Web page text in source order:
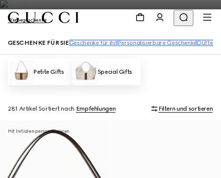
Werbegeschenke
GESCHENKE FÜR SIE Geschenke für ihn Personalisierbare Geschenke Düfte
Petite Gifts Special Gifts
281 Artikel Sortiert nach Empfehlungen Filtern und sortieren
Mit Initialen personalisieren